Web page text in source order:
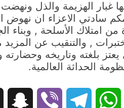
غبار الهزيمة والذل
سادتي الاعزاء ان نهوض
من امتلاك الأسلحة ,
, والتنقيب عن
بلغته وتاريخه
الحداثة العالمية.
Twitter
WhatsApp
Telegram
Viber